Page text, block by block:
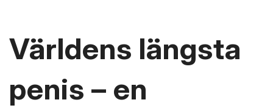
Världens längsta
penis – en